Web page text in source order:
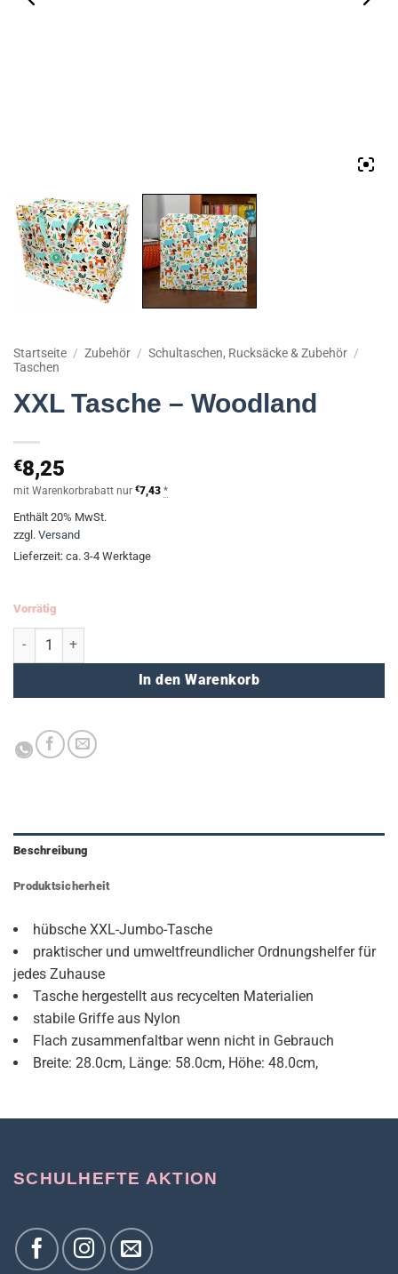
Startseite / Zubehör / Schultaschen, Rucksäcke & Zubehör /
Taschen
XXL Tasche – Woodland
€8,25
mit Warenkorbrabatt nur €7,43 *
Enthält 20% MwSt.
zzgl. Versand
Lieferzeit: ca. 3-4 Werktage
Vorrätig
XXL Tasche - Woodland Menge
In den Warenkorb
Beschreibung
Produktsicherheit
hübsche XXL-Jumbo-Tasche
praktischer und umweltfreundlicher Ordnungshelfer für
jedes Zuhause
Tasche hergestellt aus recycelten Materialien
stabile Griffe aus Nylon
Flach zusammenfaltbar wenn nicht in Gebrauch
Breite: 28.0cm, Länge: 58.0cm, Höhe: 48.0cm,
SCHULHEFTE AKTION